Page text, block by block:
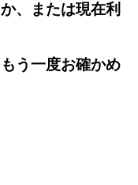
、または現在利
う一度お確かめ